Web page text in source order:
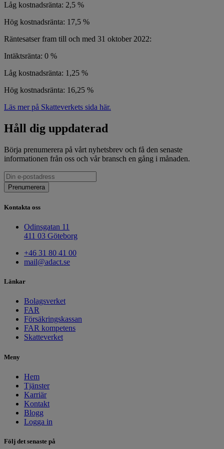
Låg kostnadsränta: 2,5 %
Hög kostnadsränta: 17,5 %
Räntesatser fram till och med 31 oktober 2022:
Intäktsränta: 0 %
Låg kostnadsränta: 1,25 %
Hög kostnadsränta: 16,25 %
Läs mer på Skatteverkets sida här.
Håll dig uppdaterad
Börja prenumerera på vårt nyhetsbrev och få den senaste
informationen från oss och vår bransch en gång i månaden.
Kontakta oss
Odinsgatan 11
411 03 Göteborg
+46 31 80 41 00
mail@adact.se
Länkar
Bolagsverket
FAR
Försäkringskassan
FAR kompetens
Skatteverket
Meny
Hem
Tjänster
Karriär
Kontakt
Blogg
Logga in
Följ det senaste på